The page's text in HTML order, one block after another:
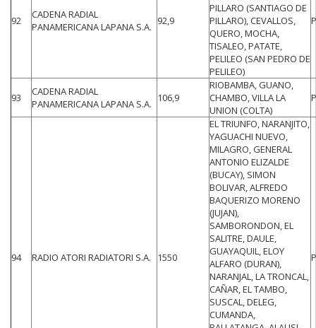
92
CADENA RADIAL
PANAMERICANA LAPANA S.A. 92,9
PILLARO (SANTIAGO DE
PILLARO), CEVALLOS,
QUERO, MOCHA,
TISALEO, PATATE,
PELILEO (SAN PEDRO DE
PELILEO)
93
CADENA RADIAL
PANAMERICANA LAPANA S.A. 106,9
RIOBAMBA, GUANO,
CHAMBO, VILLA LA
UNION (COLTA)
94 RADIO ATORI RADIATORI S.A. 1550
EL TRIUNFO, NARANJITO,
YAGUACHI NUEVO,
MILAGRO, GENERAL
ANTONIO ELIZALDE
(BUCAY), SIMON
BOLIVAR, ALFREDO
BAQUERIZO MORENO
(JUJAN),
SAMBORONDON, EL
SALITRE, DAULE,
GUAYAQUIL, ELOY
ALFARO (DURAN),
NARANJAL, LA TRONCAL,
CAÑAR, EL TAMBO,
SUSCAL, DELEG,
CUMANDA,